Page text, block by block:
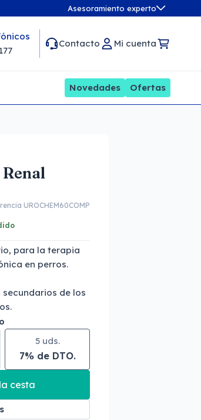
Asesoramiento experto
Contacto Mi cuenta
Novedades Ofertas
UROCHEM60COMP
para la terapia
en perros.
de los
5 uds.
7% de DTO.
cesta